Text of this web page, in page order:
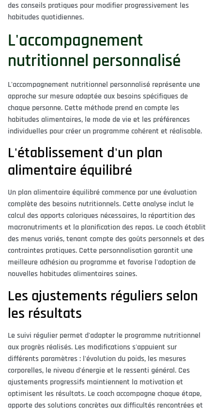
des conseils pratiques pour modifier progressivement les
habitudes quotidiennes.
L'accompagnement
nutritionnel personnalisé
L'accompagnement nutritionnel personnalisé représente une
approche sur mesure adaptée aux besoins spécifiques de
chaque personne. Cette méthode prend en compte les
habitudes alimentaires, le mode de vie et les préférences
individuelles pour créer un programme cohérent et réalisable.
L'établissement d'un plan
alimentaire équilibré
Un plan alimentaire équilibré commence par une évaluation
complète des besoins nutritionnels. Cette analyse inclut le
calcul des apports caloriques nécessaires, la répartition des
macronutriments et la planification des repas. Le coach établit
des menus variés, tenant compte des goûts personnels et des
contraintes pratiques. Cette personnalisation garantit une
meilleure adhésion au programme et favorise l'adoption de
nouvelles habitudes alimentaires saines.
Les ajustements réguliers selon
les résultats
Le suivi régulier permet d'adapter le programme nutritionnel
aux progrès réalisés. Les modifications s'appuient sur
différents paramètres : l'évolution du poids, les mesures
corporelles, le niveau d'énergie et le ressenti général. Ces
ajustements progressifs maintiennent la motivation et
optimisent les résultats. Le coach accompagne chaque étape,
apporte des solutions concrètes aux difficultés rencontrées et